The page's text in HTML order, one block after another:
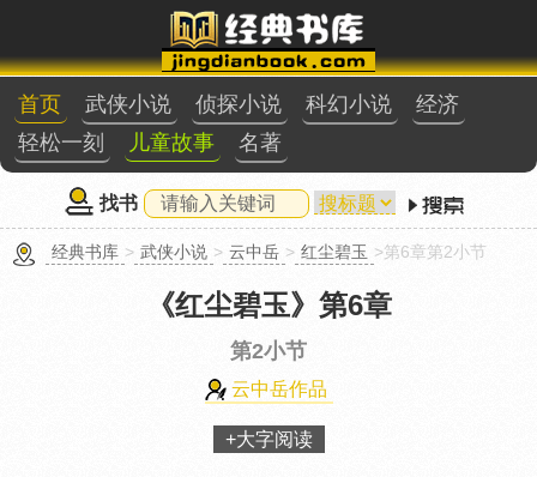
首页 武侠小说 侦探小说 科幻小说
经济
轻松一刻
儿童故事 名著
找书
经典书库 > 武侠小说 > 云中岳 > 红尘碧玉 >第6章第2小节
《红尘碧玉》 第6章
第2小节
云中岳作品
+大字阅读